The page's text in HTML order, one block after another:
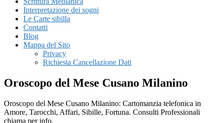
Interpretazione dei sogni
Le Carte sibilla
Contatti
Blog
Mappa del Sito
Privacy
Richiesta Cancellazione Dati
Oroscopo del Mese Cusano Milanino
Oroscopo del Mese Cusano Milanino: Cartomanzia telefonica in
Amore, Tarocchi, Affari, Sibille, Fortuna. Consulti Professionali
chiama per info.